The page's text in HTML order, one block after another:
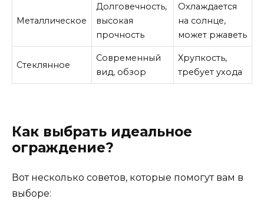
Металлическое
Долговечность,
высокая
прочность
Охлаждается
на солнце,
может ржаветь
Стеклянное
Современный
вид, обзор
Хрупкость,
требует ухода
Как выбрать идеальное
ограждение?
Вот несколько советов, которые помогут вам в
выборе: